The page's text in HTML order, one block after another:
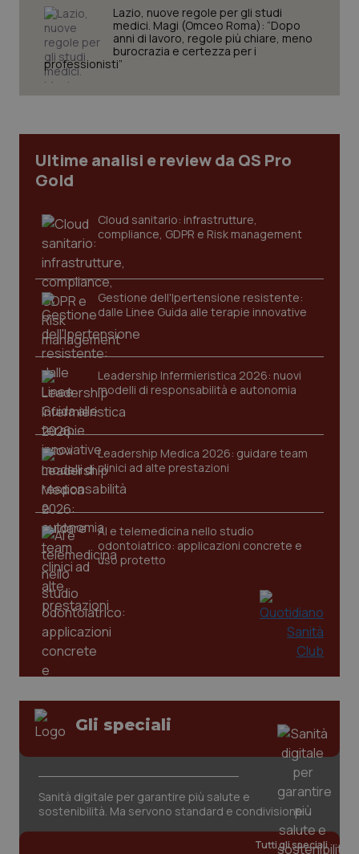
Lazio, nuove regole per gli studi
medici. Magi (Omceo Roma): “Dopo
anni di lavoro, regole più chiare, meno
burocrazia e certezza per i
professionisti”
Ultime analisi e review da QS Pro
Gold
Cloud sanitario: infrastrutture,
compliance, GDPR e Risk management
Gestione dell'Ipertensione resistente:
dalle Linee Guida alle terapie innovative
Leadership Infermieristica 2026: nuovi
modelli di responsabilità e autonomia
Leadership Medica 2026: guidare team
clinici ad alte prestazioni
AI e telemedicina nello studio
odontoiatrico: applicazioni concrete e
uso protetto
Gli speciali
Sanità digitale per garantire più salute e
sostenibilità. Ma servono standard e condivisione
Tutti gli speciali
Necessari Statistici Marketing
Nome
Fornitore/Dominio
CookieScriptConsent
CookieScript
www.quotidianosanita.it
tracking-sites-ironfish-
www.quotidianosanita.it
www.quotidianosanita.it
_ga
Google LLC
.quotidianosanita.it
1
mese